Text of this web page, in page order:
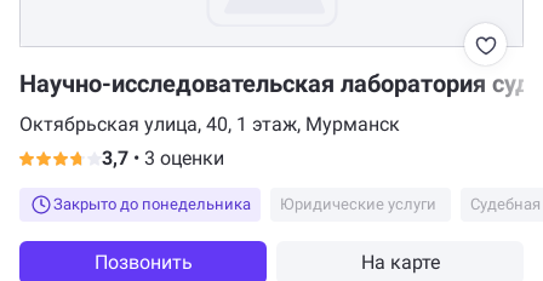
Научно-исследовательская лаборатория
Октябрьская улица, 40, 1 этаж, Мурманск
3,7 • 3 оценки
Закрыто до понедельника Юридические услуги
Позвонить На карте